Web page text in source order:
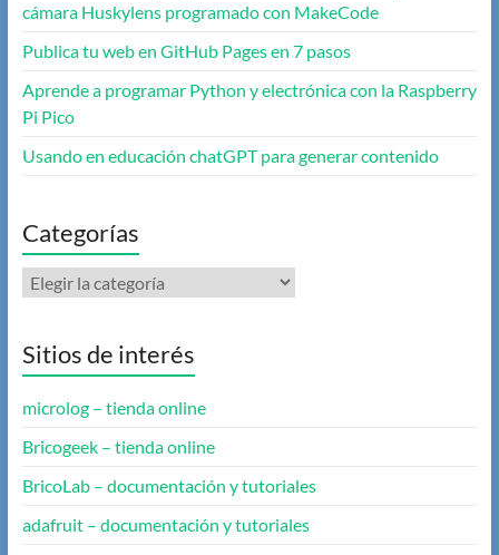
cámara Huskylens programado con MakeCode
Publica tu web en GitHub Pages en 7 pasos
Aprende a programar Python y electrónica con la Raspberry
Pi Pico
Usando en educación chatGPT para generar contenido
Categorías
Categorías
Sitios de interés
microlog – tienda online
Bricogeek – tienda online
BricoLab – documentación y tutoriales
adafruit – documentación y tutoriales